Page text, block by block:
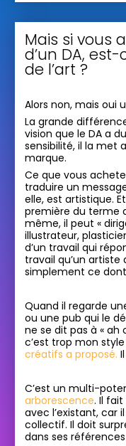
Mais si vous
d’un DA,
de l’art ?
Alors non, mais oui
La grande
vision que le DA a
sensibilité, il la met
marque.
Ce que vous
traduire un
elle, est artistique.
première du terme
même, il peut «
illustrateur,
d’un travail qui
travail qu’un
simplement ce
Quand il regarde
ou une pub qui le
ne se dit pas à « ah
c’est trop mon
créatifs a proposé.
C’est un multi-
arborescence. Il
avec l’existant, car
collectif. Il doit
dans ses